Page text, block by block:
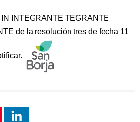
INTEGRANTE TEGRANTE
de la resolución tres de fecha 11